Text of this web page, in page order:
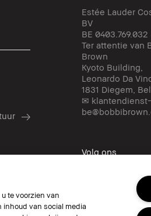
Estée Lauder
BV
BE 0403.769.032
Ter attentie van
Brown
Kyoto Building,
Leonardo Da
1831 Diegem,
✉ klantendienst-
Volg ons
te voorzien van
inhoud van social media